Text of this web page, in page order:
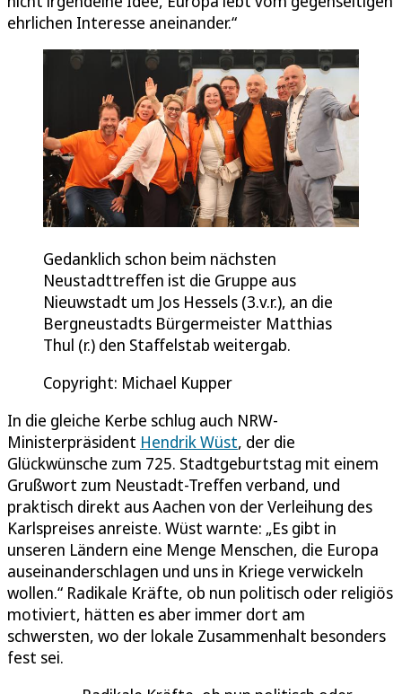
ehrlichen Interesse aneinander.“
Gedanklich schon beim nächsten
Neustadttreffen ist die Gruppe aus
Nieuwstadt um Jos Hessels (3.v.r.), an die
Bergneustadts Bürgermeister Matthias
Thul (r.) den Staffelstab weitergab.
Copyright: Michael Kupper
In die gleiche Kerbe schlug auch NRW-
Ministerpräsident Hendrik Wüst, der die
Glückwünsche zum 725. Stadtgeburtstag mit einem
Grußwort zum Neustadt-Treffen verband, und
praktisch direkt aus Aachen von der Verleihung des
Karlspreises anreiste. Wüst warnte: „Es gibt in
unseren Ländern eine Menge Menschen, die Europa
auseinanderschlagen und uns in Kriege verwickeln
wollen.“ Radikale Kräfte, ob nun politisch oder religiös
motiviert, hätten es aber immer dort am
schwersten, wo der lokale Zusammenhalt besonders
fest sei.